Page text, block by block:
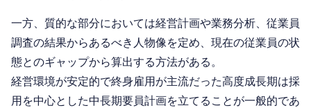
一方、質的な部分においては経営計画や業務分析、従業員
調査の結果からあるべき人物像を定め、現在の従業員の状
態とのギャップから算出する方法がある。
経営環境が安定的で終身雇用が主流だった高度成長期は採
用を中心とした中長期要員計画を立てることが一般的であ